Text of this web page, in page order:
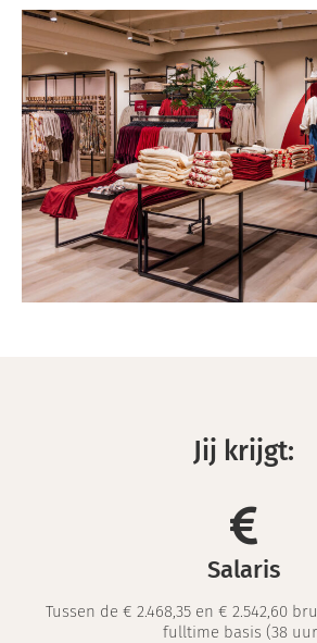
Jij krijgt:
Salaris
Tussen de € 2.468,35 en € 2.542,60
fulltime basis (38